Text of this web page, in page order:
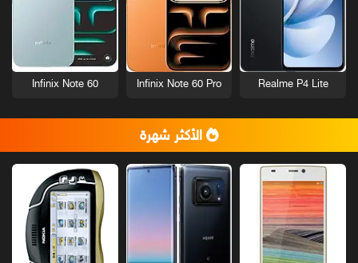
Realme P4 Lite
Infinix Note 60 Pro
Infinix Note 60
الأكثر شهرة